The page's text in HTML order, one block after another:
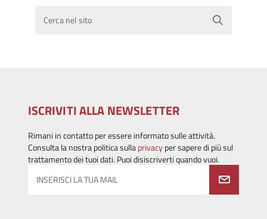
Cerca nel sito
ISCRIVITI ALLA NEWSLETTER
Rimani in contatto per essere informato sulle attività.
Consulta la nostra politica sullaprivacyper sapere di più sul
trattamento dei tuoi dati. Puoi disiscriverti quando vuoi.
INSERISCI LA TUA MAIL